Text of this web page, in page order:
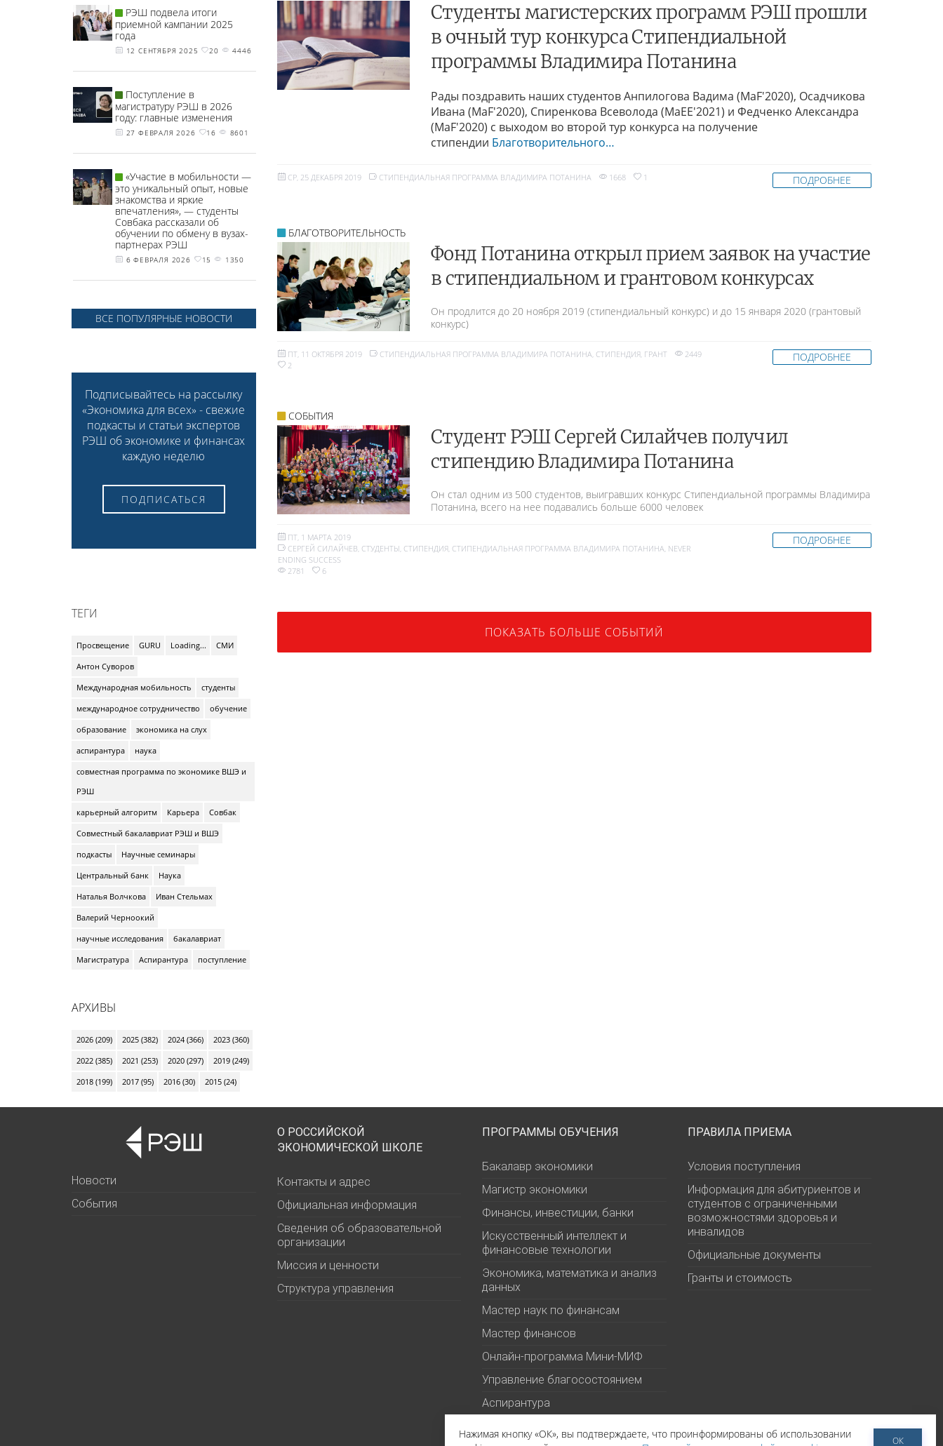
Студенты магистерских программ РЭШ прошли
в очный тур конкурса Стипендиальной
программы Владимира Потанина
Рады поздравить наших студентов Анпилогова Вадима (MaF'2020), Осадчикова
Ивана (MaF'2020), Спиренкова Всеволода (MaEE'2021) и Федченко Александра
(MaF'2020) с выходом во второй тур конкурса на получение
стипендии Благотворительного…
СР, 25 ДЕКАБРЯ 2019 СТИПЕНДИАЛЬНАЯ ПРОГРАММА ВЛАДИМИРА ПОТАНИНА 1668 1 ПОДРОБНЕЕ
БЛАГОТВОРИТЕЛЬНОСТЬ
Фонд Потанина открыл прием заявок на участие
в стипендиальном и грантовом конкурсах
Он продлится до 20 ноября 2019 (стипендиальный конкурс) и до 15 января 2020 (грантовый
конкурс)
ПТ, 11 ОКТЯБРЯ 2019 СТИПЕНДИАЛЬНАЯ ПРОГРАММА ВЛАДИМИРА ПОТАНИНА, СТИПЕНДИЯ, ГРАНТ
2449
2
ПОДРОБНЕЕ
СОБЫТИЯ
Студент РЭШ Сергей Силайчев получил
стипендию Владимира Потанина
Он стал одним из 500 студентов, выигравших конкурс Стипендиальной программы Владимира
Потанина, всего на нее подавались больше 6000 человек
ПТ, 1 МАРТА 2019
СЕРГЕЙ СИЛАЙЧЕВ, СТУДЕНТЫ, СТИПЕНДИЯ, СТИПЕНДИАЛЬНАЯ ПРОГРАММА ВЛАДИМИРА ПОТАНИНА, NEVER
ENDING SUCCESS
2781
6
ПОДРОБНЕЕ
ПОКАЗАТЬ БОЛЬШЕ СОБЫТИЙ
РЭШ подвела итоги
приемной кампании 2025
года
12 СЕНТЯБРЯ 2025 20 4446
Поступление в
магистратуру РЭШ в 2026
году: главные изменения
27 ФЕВРАЛЯ 2026 16 8601
«Участие в мобильности —
это уникальный опыт, новые
знакомства и яркие
впечатления», — студенты
Совбака рассказали об
обучении по обмену в вузах-
партнерах РЭШ
6 ФЕВРАЛЯ 2026 15 1350
ВСЕ ПОПУЛЯРНЫЕ НОВОСТИ
Подписывайтесь на рассылку
«Экономика для всех» - свежие
подкасты и статьи экспертов
РЭШ об экономике и финансах
каждую неделю
ПОДПИСАТЬСЯ
ТЕГИ
Просвещение GURU Loading...
СМИ
Антон Суворов
Международная мобильность
студенты
международное сотрудничество
обучение
образование
экономика на слух
аспирантура
наука
совместная программа по экономике ВШЭ и
РЭШ
карьерный алгоритм
Карьера
Совбак
Совместный бакалавриат РЭШ и ВШЭ
подкасты
Научные семинары
Центральный банк
Наука
Наталья Волчкова
Иван Стельмах
Валерий Черноокий
научные исследования
бакалавриат
Магистратура
Аспирантура поступление
АРХИВЫ
2026 (209) 2025 (382) 2024 (366)
2023 (360)
2022 (385)
2021 (253) 2020 (297)
2019 (249)
2018 (199)
2017 (95) 2016 (30) 2015 (24)
Новости
События
О РОССИЙСКОЙ
ЭКОНОМИЧЕСКОЙ ШКОЛЕ
Контакты и адрес
Официальная информация
Сведения об образовательной
организации
Миссия и ценности
Структура управления
ПРОГРАММЫ ОБУЧЕНИЯ
Бакалавр экономики
Магистр экономики
Финансы, инвестиции, банки
Искусственный интеллект и
финансовые технологии
Экономика, математика и анализ
данных
Мастер наук по финансам
Мастер финансов
Онлайн-программа Мини-МИФ
Управление благосостоянием
Аспирантура
ПРАВИЛА ПРИЕМА
Условия поступления
Информация для абитуриентов и
студентов с ограниченными
возможностями здоровья и
инвалидов
Официальные документы
Гранты и стоимость
Нажимая кнопку «ОК», вы подтверждаете, что проинформированы об использовании
ОК